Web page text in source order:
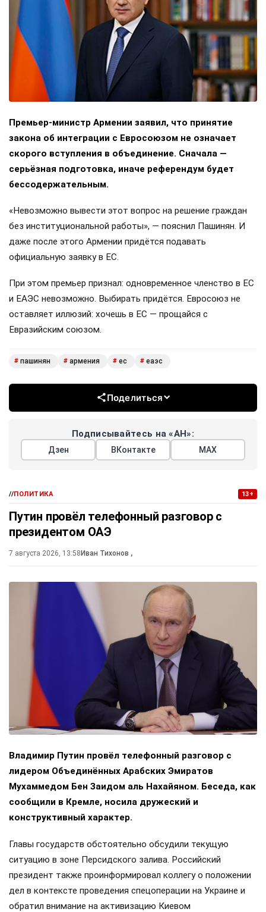
Премьер-министр Армении заявил, что принятие
закона об интеграции с Евросоюзом не означает
скорого вступления в объединение. Сначала —
серьёзная подготовка, иначе референдум будет
бессодержательным.
«Невозможно вывести этот вопрос на решение граждан
без институциональной работы», — пояснил Пашинян. И
даже после этого Армении придётся подавать
официальную заявку в ЕС.
При этом премьер признал: одновременное членство в ЕС
и ЕАЭС невозможно. Выбирать придётся. Евросоюз не
оставляет иллюзий: хочешь в ЕС — прощайся с
Евразийским союзом.
# пашинян # армения # ес # еаэс
Поделиться
Подписывайтесь на «АН»:
Дзен ВКонтакте МАХ
//ПОЛИТИКА 13+
Путин провёл телефонный разговор с
президентом ОАЭ
7 августа 2026, 13:58Иван Тихонов ,
Владимир Путин провёл телефонный разговор с
лидером Объединённых Арабских Эмиратов
Мухаммедом Бен Заидом аль Нахайяном. Беседа, как
сообщили в Кремле, носила дружеский и
конструктивный характер.
Главы государств обстоятельно обсудили текущую
ситуацию в зоне Персидского залива. Российский
президент также проинформировал коллегу о положении
дел в контексте проведения спецоперации на Украине и
обратил внимание на активизацию Киевом